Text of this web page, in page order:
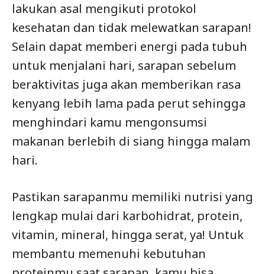
lakukan asal mengikuti protokol
kesehatan dan tidak melewatkan sarapan!
Selain dapat memberi energi pada tubuh
untuk menjalani hari, sarapan sebelum
beraktivitas juga akan memberikan rasa
kenyang lebih lama pada perut sehingga
menghindari kamu mengonsumsi
makanan berlebih di siang hingga malam
hari.
Pastikan sarapanmu memiliki nutrisi yang
lengkap mulai dari karbohidrat, protein,
vitamin, mineral, hingga serat, ya! Untuk
membantu memenuhi kebutuhan